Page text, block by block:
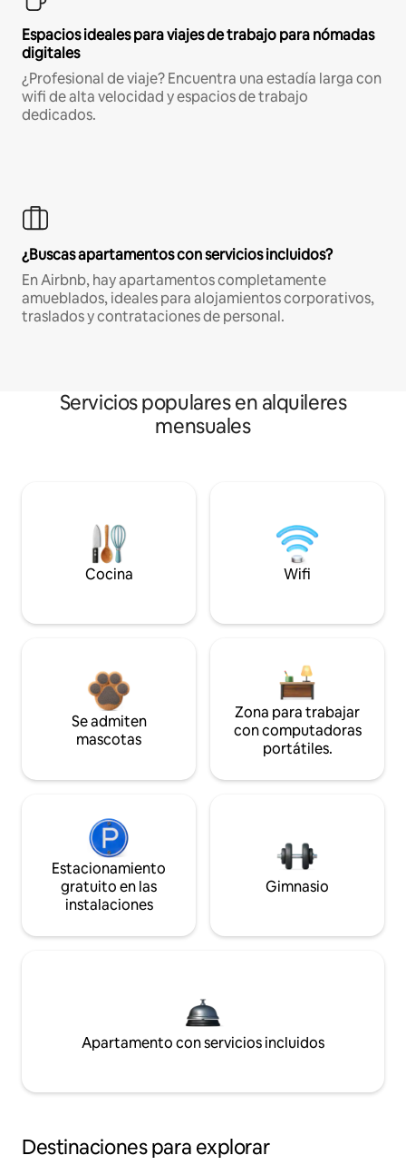
Espacios ideales para viajes de trabajo para nómadas
digitales
¿Profesional de viaje? Encuentra una estadía larga con
wifi de alta velocidad y espacios de trabajo
dedicados.
¿Buscas apartamentos con servicios incluidos?
En Airbnb, hay apartamentos completamente
amueblados, ideales para alojamientos corporativos,
traslados y contrataciones de personal.
Servicios populares en alquileres
mensuales
Cocina Wifi
Se admiten
mascotas
Zona para trabajar
con computadoras
portátiles.
Estacionamiento
gratuito en las
instalaciones
Gimnasio
Apartamento con servicios incluidos
Destinaciones para explorar